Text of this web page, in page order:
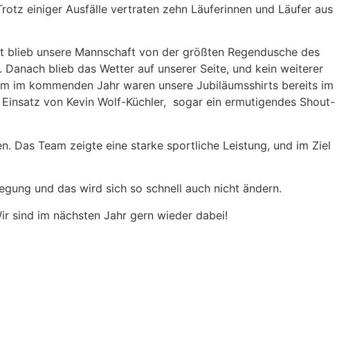
einiger Ausfälle vertraten zehn Läuferinnen und Läufer aus
unsere Mannschaft von der größten Regendusche des
blieb das Wetter auf unserer Seite, und kein weiterer
im kommenden Jahr waren unsere Jubiläumsshirts bereits im
von Kevin Wolf-Küchler, sogar ein ermutigendes Shout-
Das Team zeigte eine starke sportliche Leistung, und im Ziel
und das wird sich so schnell auch nicht ändern.
sind im nächsten Jahr gern wieder dabei!